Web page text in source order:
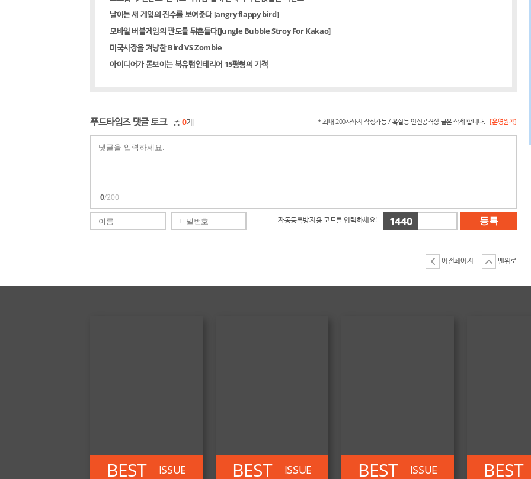
날이는 새 게임의 진수를 보여준다 [angry flappy bird]
모바일 버블게임의 판도를 뒤흔들다[Jungle Bubble Stroy For Kakao]
미국시장을 겨냥한 Bird VS Zombie
아이디어가 돋보이는 북유럽인테리어 15평형의 기적
푸드타임즈 댓글 토크 총0개 * 최대 200자까지 작성가능 / 욕설등 인신공격성 글은 삭제 합니다. [운영원칙]
0/200
자동등록방지용 코드를 입력하세요! 1440 등록
이전페이지 맨위로
BEST ISSUE BEST ISSUE BEST ISSUE BEST